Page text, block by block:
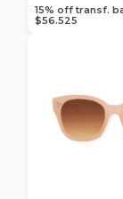
15% off transf.
$56.525